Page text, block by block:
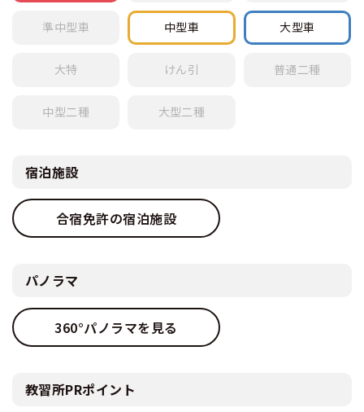
準中型車 中型車 大型車
大特 けん引 普通二種
中型二種 大型二種
宿泊施設
合宿免許の宿泊施設
パノラマ
360°パノラマを見る
教習所PRポイント